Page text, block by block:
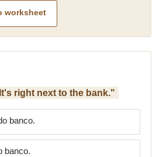
worksheet
right next to the bank."
banco.
banco.